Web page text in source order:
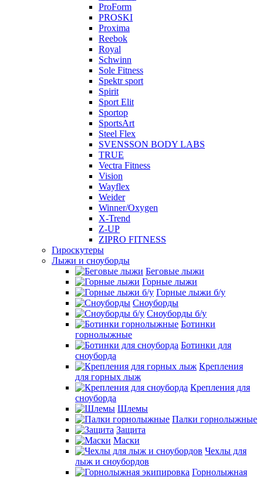
ProForm
PROSKI
Proxima
Reebok
Royal
Schwinn
Sole Fitness
Spektr sport
Spirit
Sport Elit
Sportop
SportsArt
Steel Flex
SVENSSON BODY LABS
TRUE
Vectra Fitness
Vision
Wayflex
Weider
Winner/Oxygen
X-Trend
Z-UP
ZIPRO FITNESS
Гироскутеры
Лыжи и сноуборды
Беговые лыжи
Горные лыжи
Горные лыжи б/у
Сноуборды
Сноуборды б/у
Ботинки
горнолыжные
Ботинки для
сноуборда
Крепления
для горных лыж
Крепления для
сноуборда
Шлемы
Палки горнолыжные
Защита
Маски
Чехлы для
лыж и сноубордов
Горнолыжная